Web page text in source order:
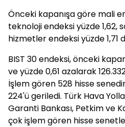
Önceki kapanışa göre mali
teknoloji endeksi yüzde 1,62,
hizmetler endeksi yüzde 1,71
BIST 30 endeksi, önceki
ve yüzde 0,61 azalarak
İşlem gören 528 hisse
224'ü geriledi. Türk Hava
Garanti Bankası, Petkim ve
çok işlem gören hisse